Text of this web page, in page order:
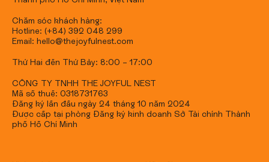
Chăm sóc khách hàng:
Hotline: (+84) 392 048 299
Email: hello@thejoyfulnest.com
Thứ Hai đến Thứ Bảy: 8:00 – 17:00
CÔNG TY TNHH THE JOYFUL NEST
Mã số thuế: 0318731763
Đăng ký lần đầu ngày 24 tháng 10 năm 2024
Được cấp tại phòng Đăng ký kinh doanh Sở Tài chính Thành
phố Hồ Chí Minh